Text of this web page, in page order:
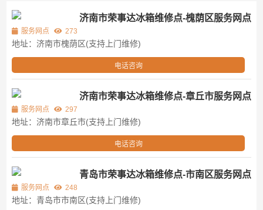
济南市荣事达冰箱维修点-槐荫区服务网点
服务网点 273
地址：济南市槐荫区(支持上门维修)
电话咨询
济南市荣事达冰箱维修点-章丘市服务网点
服务网点 297
地址：济南市章丘市(支持上门维修)
电话咨询
青岛市荣事达冰箱维修点-市南区服务网点
服务网点 248
地址：青岛市市南区(支持上门维修)